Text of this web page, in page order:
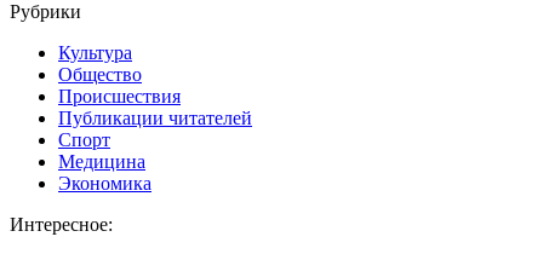
Рубрики
Культура
Общество
Происшествия
Публикации читателей
Спорт
Медицина
Экономика
Интересное: